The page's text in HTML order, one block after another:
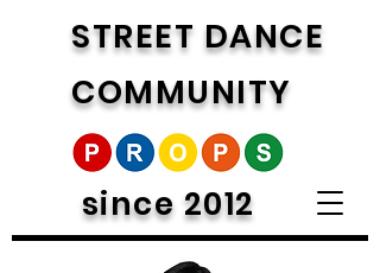
STREET DANCE
COMMUNITY
since 2012